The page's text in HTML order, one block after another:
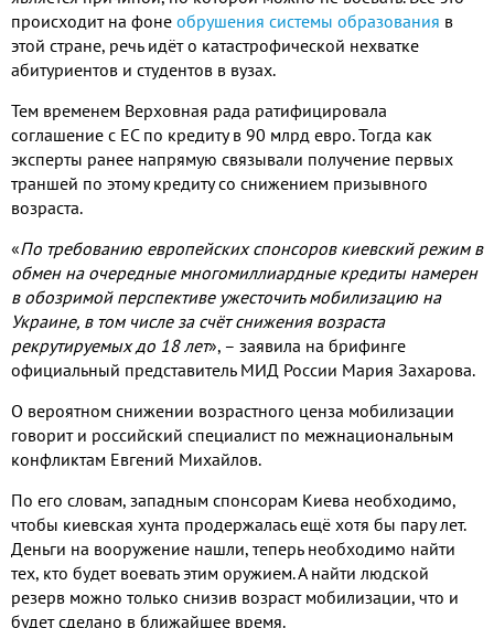
происходит на фоне обрушения системы образования в
этой стране, речь идёт о катастрофической нехватке
абитуриентов и студентов в вузах.
Тем временем Верховная рада ратифицировала
соглашение с ЕС по кредиту в 90 млрд евро. Тогда как
эксперты ранее напрямую связывали получение первых
траншей по этому кредиту со снижением призывного
возраста.
«По требованию европейских спонсоров киевский режим в
обмен на очередные многомиллиардные кредиты намерен
в обозримой перспективе ужесточить мобилизацию на
Украине, в том числе за счёт снижения возраста
рекрутируемых до 18 лет», – заявила на брифинге
официальный представитель МИД России Мария Захарова.
О вероятном снижении возрастного ценза мобилизации
говорит и российский специалист по межнациональным
конфликтам Евгений Михайлов.
По его словам, западным спонсорам Киева необходимо,
чтобы киевская хунта продержалась ещё хотя бы пару лет.
Деньги на вооружение нашли, теперь необходимо найти
тех, кто будет воевать этим оружием. А найти людской
резерв можно только снизив возраст мобилизации, что и
будет сделано в ближайшее время.